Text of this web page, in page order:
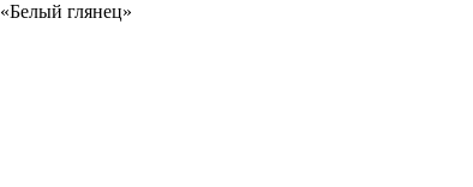
«Белый глянец»